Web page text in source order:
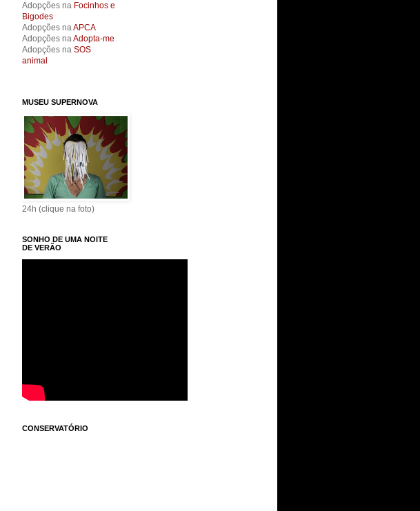
Adopções na Focinhos e
Bigodes
Adopções naAPCA
Adopções naAdopta-me
Adopções na SOS
animal
MUSEU SUPERNOVA
24h (clique na foto)
SONHO DE UMA NOITE
DE VERÃO
CONSERVATÓRIO